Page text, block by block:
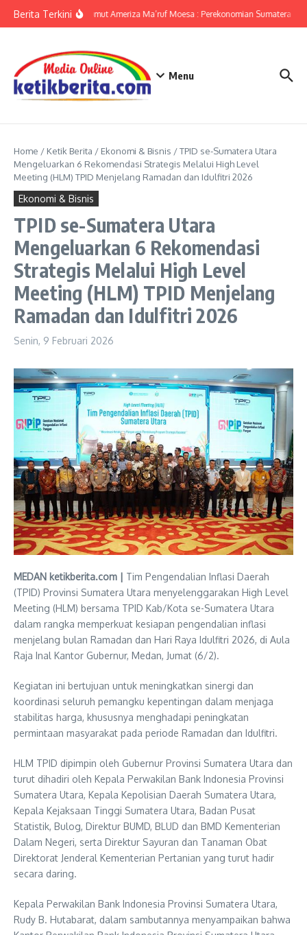
Berita TerkiniKPwBI Sumut Ameriza Ma’ruf Moesa : Perekonomian Sumatera
Menu
Home / Ketik Berita / Ekonomi & Bisnis /TPID se-Sumatera Utara
Mengeluarkan 6 Rekomendasi Strategis Melalui High Level
Meeting (HLM) TPID Menjelang Ramadan dan Idulfitri 2026
Ekonomi & Bisnis
TPID se-Sumatera Utara
Mengeluarkan 6 Rekomendasi
Strategis Melalui High Level
Meeting (HLM) TPID Menjelang
Ramadan dan Idulfitri 2026
Senin, 9 Februari 2026
MEDAN ketikberita.com | Tim Pengendalian Inflasi Daerah
(TPID) Provinsi Sumatera Utara menyelenggarakan High Level
Meeting (HLM) bersama TPID Kab/Kota se-Sumatera Utara
dalam rangka memperkuat kesiapan pengendalian inflasi
menjelang bulan Ramadan dan Hari Raya Idulfitri 2026, di Aula
Raja Inal Kantor Gubernur, Medan, Jumat (6/2).
Kegiatan ini bertujuan untuk meningkatkan sinergi dan
koordinasi seluruh pemangku kepentingan dalam menjaga
stabilitas harga, khususnya menghadapi peningkatan
permintaan masyarakat pada periode Ramadan dan Idulfitri.
HLM TPID dipimpin oleh Gubernur Provinsi Sumatera Utara dan
turut dihadiri oleh Kepala Perwakilan Bank Indonesia Provinsi
Sumatera Utara, Kepala Kepolisian Daerah Sumatera Utara,
Kepala Kejaksaan Tinggi Sumatera Utara, Badan Pusat
Statistik, Bulog, Direktur BUMD, BLUD dan BMD Kementerian
Dalam Negeri, serta Direktur Sayuran dan Tanaman Obat
Direktorat Jenderal Kementerian Pertanian yang turut hadir
secara daring.
Kepala Perwakilan Bank Indonesia Provinsi Sumatera Utara,
Rudy B. Hutabarat, dalam sambutannya menyampaikan bahwa